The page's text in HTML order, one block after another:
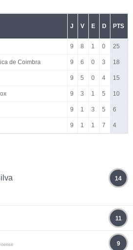
J V E D PTS
9 8 1 0 25
de Coimbra 9 6 0 3 18
9 5 0 4 15
9 3 1 5 10
9 1 3 5 6
9 1 1 7 4
14
11
9